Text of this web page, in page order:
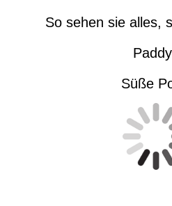
So sehen sie alles,
Süße